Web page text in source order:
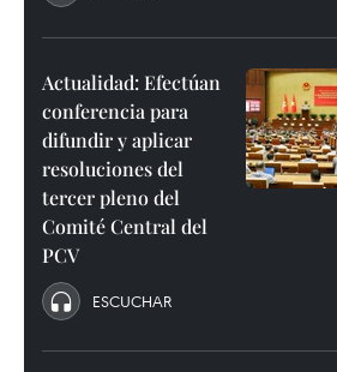
Actualidad: Efectúan
conferencia para
difundir y aplicar
resoluciones del
tercer pleno del
Comité Central del
PCV
ESCUCHAR